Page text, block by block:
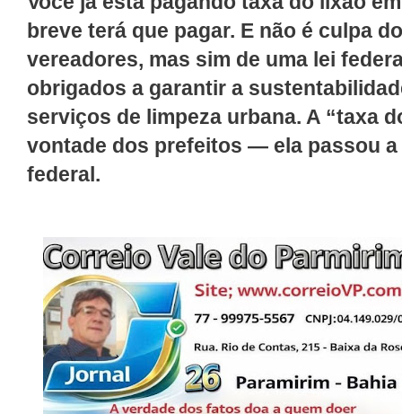
breve terá que pagar. E não é culpa
vereadores, mas sim de uma lei
obrigados a garantir a
serviços de limpeza urbana. A “taxa
vontade dos prefeitos — ela passou
federal.